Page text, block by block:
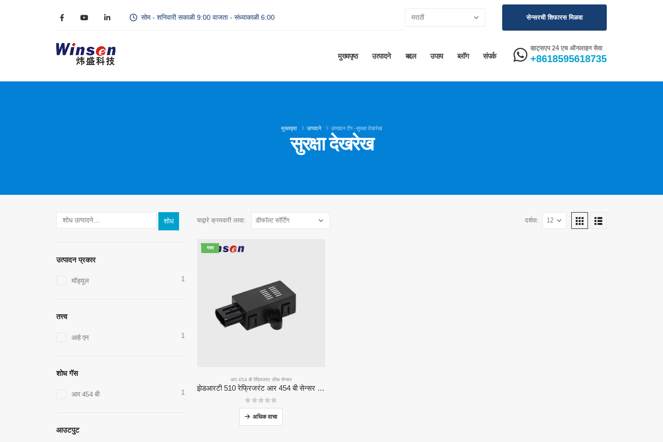
सोम - शनिवारी सकाळी 9:00 वाजता - संध्याकाळी 6:00 सेन्सरची शिफारस मिळवा
मुख्यपृष्ठ उत्पादने बद्दल उपाय ब्लॉग संपर्क
व्हाट्सएप 24 एच ऑनलाइन सेवा
+8618595618735
मुख्यपृष्ठ उत्पादने उत्पादन टॅग -सुरक्षा देखरेख
सुरक्षा देखरेख
याद्वारे क्रमवारी लावा: दर्शवा:
गरम
आर 454 बी रेफ्रिजरंट लीक सेन्सर
झेडआरटी 510 रेफ्रिजरंट आर 454 बी सेन्सर मॉड्यूल-उच्च-कार्यक्षमता एनडीआयआर रेफ्रिजरंट सेन्सर
05 पैकी
अधिक वाचा
शोध
उत्पादन प्रकार
मॉड्यूल 1
तत्त्व
आहे एन 1
शोध गॅस
आर 454 बी 1
आउटपुट